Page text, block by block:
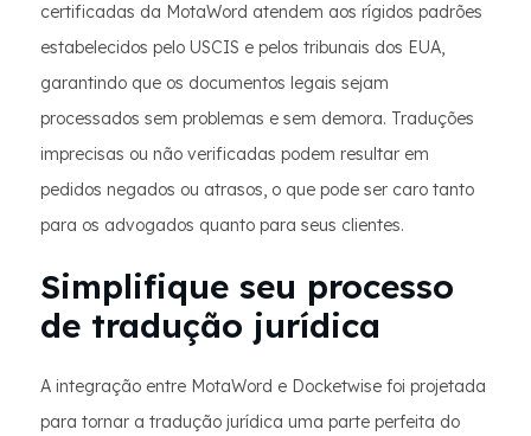
certificadas da MotaWord atendem aos rígidos padrões
estabelecidos pelo USCIS e pelos tribunais dos EUA,
garantindo que os documentos legais sejam
processados sem problemas e sem demora. Traduções
imprecisas ou não verificadas podem resultar em
pedidos negados ou atrasos, o que pode ser caro tanto
para os advogados quanto para seus clientes.
Simplifique seu processo
de tradução jurídica
A integração entre MotaWord e Docketwise foi projetada
para tornar a tradução jurídica uma parte perfeita do